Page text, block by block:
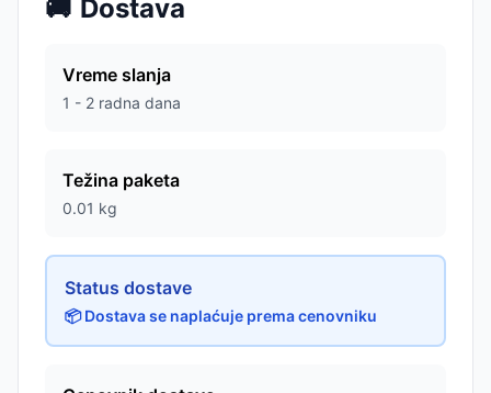
🚚 Dostava
Vreme slanja
1 - 2 radna dana
Težina paketa
0.01 kg
Status dostave
📦 Dostava se naplaćuje prema cenovniku